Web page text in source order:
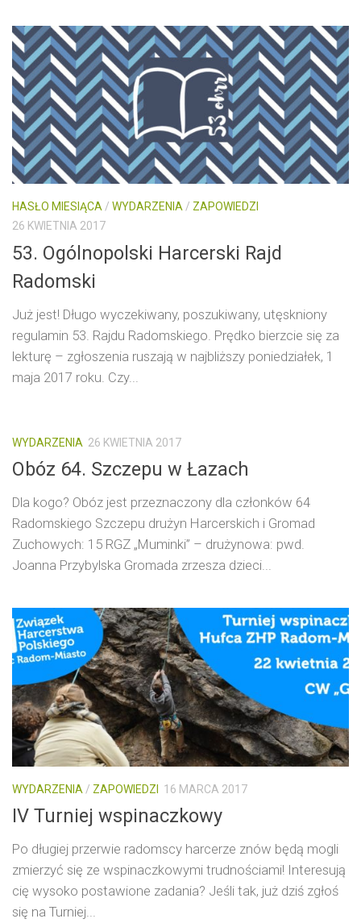
HASŁO MIESIĄCA/ WYDARZENIA/ ZAPOWIEDZI
26 KWIETNIA 2017
53. Ogólnopolski Harcerski Rajd
Radomski
Już jest! Długo wyczekiwany, poszukiwany, utęskniony
regulamin 53. Rajdu Radomskiego. Prędko bierzcie się za
lekturę – zgłoszenia ruszają w najbliższy poniedziałek, 1
maja 2017 roku. Czy...
WYDARZENIA 26 KWIETNIA 2017
Obóz 64. Szczepu w Łazach
Dla kogo? Obóz jest przeznaczony dla członków 64
Radomskiego Szczepu drużyn Harcerskich i Gromad
Zuchowych: 15 RGZ „Muminki” – drużynowa: pwd.
Joanna Przybylska Gromada zrzesza dzieci...
WYDARZENIA / ZAPOWIEDZI 16 MARCA 2017
IV Turniej wspinaczkowy
Po długiej przerwie radomscy harcerze znów będą mogli
zmierzyć się ze wspinaczkowymi trudnościami! Interesują
cię wysoko postawione zadania? Jeśli tak, już dziś zgłoś
się na Turniej...